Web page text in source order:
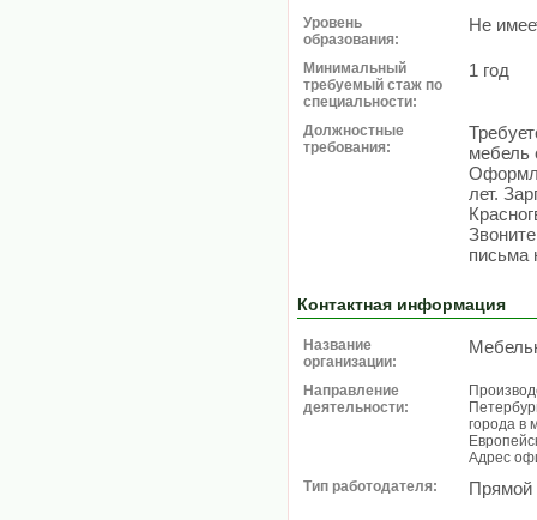
Уровень
образования:
Не
Минимальный
требуемый стаж по
специальности:
1 год
Должностные
требования:
мебель
лет.
письма
Контактная информация
Название
организации:
Направление
деятельности:
города в
Адрес
Тип работодателя:
Прямой